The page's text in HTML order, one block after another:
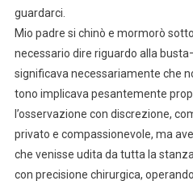
guardarci.
Mio padre si chinò e mormorò
necessario dire riguardo alla
significava necessariamente che
tono implicava pesantemente
l’osservazione con discrezione,
privato e compassionevole, ma
che venisse udita da tutta la
con precisione chirurgica,